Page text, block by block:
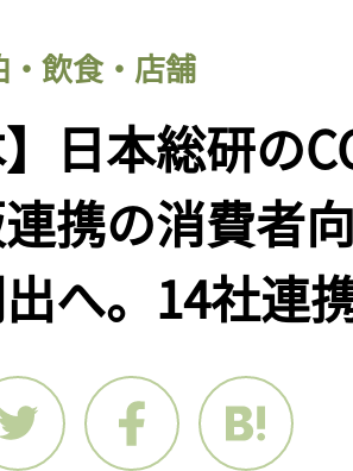
飲食・店舗
】日本総研の
携の消費者
へ。14社連